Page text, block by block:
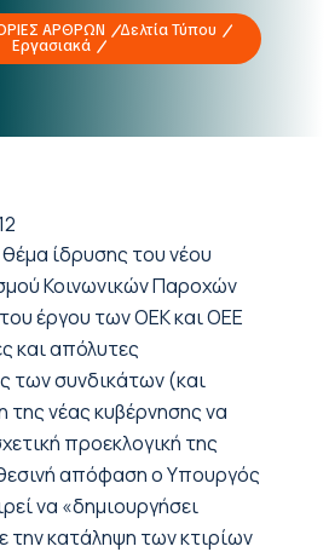
ΑΡΘΡΩΝ
Δελτία Τύπου
Εργασιακά
ίδρυσης του νέου
Κοινωνικών Παροχών
έργου των ΟΕΚ και ΟΕΕ
και απόλυτες
των συνδικάτων (και
της νέας κυβέρνησης να
προεκλογική της
απόφαση ο Υπουργός
να «δημιουργήσει
την κατάληψη των κτιρίων